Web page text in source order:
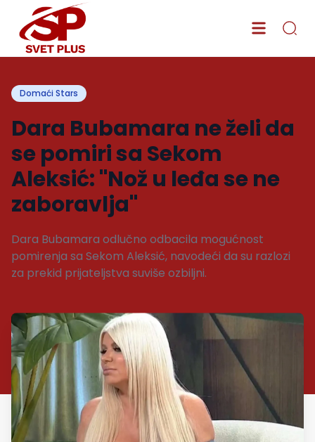
Domaći Stars
Dara Bubamara ne želi da
se pomiri sa Sekom
Aleksić: "Nož u leđa se ne
zaboravlja"
Dara Bubamara odlučno odbacila mogućnost
pomirenja sa Sekom Aleksić, navodeći da su razlozi
za prekid prijateljstva suviše ozbiljni.